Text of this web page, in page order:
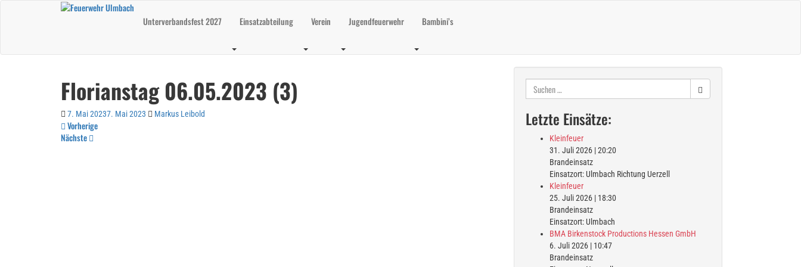
Unterverbandsfest 2027 Einsatzabteilung Verein Jugendfeuerwehr Bambini’s
Florianstag 06.05.2023 (3)
7. Mai 20237. Mai 2023 Markus Leibold
Vorherige
Nächste
Suchen
nach:
Letzte Einsätze:
Kleinfeuer
31. Juli 2026 |20:20
Brandeinsatz
Einsatzort: Ulmbach Richtung Uerzell
Kleinfeuer
25. Juli 2026 | 18:30
Brandeinsatz
Einsatzort: Ulmbach
BMA Birkenstock Productions Hessen GmbH
6. Juli 2026 | 10:47
Brandeinsatz